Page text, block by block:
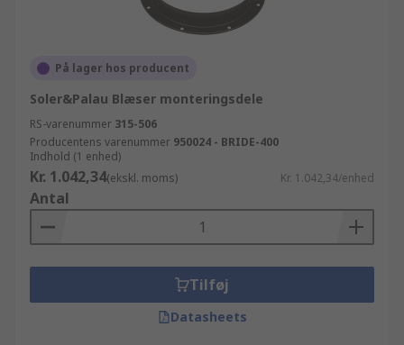
På lager hos producent
Soler&Palau Blæser monteringsdele
RS-varenummer 315-506
Producentens varenummer 950024 - BRIDE-400
Indhold (1 enhed)
Kr. 1.042,34(ekskl. moms) Kr. 1.042,34/enhed
Antal
Tilføj
Datasheets